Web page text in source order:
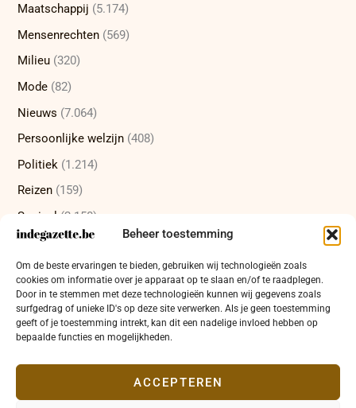
Beheer toestemming
Om de beste ervaringen te bieden, gebruiken wij technologieën zoals
cookies om informatie over je apparaat op te slaan en/of te raadplegen.
Door in te stemmen met deze technologieën kunnen wij gegevens zoals
surfgedrag of unieke ID's op deze site verwerken. Als je geen toestemming
geeft of je toestemming intrekt, kan dit een nadelige invloed hebben op
bepaalde functies en mogelijkheden.
ACCEPTEREN
Maatschappij (5.174)
Mensenrechten (569)
Milieu (320)
Mode (82)
Nieuws (7.064)
Persoonlijke welzijn (408)
Politiek (1.214)
Reizen (159)
Sociaal (2.158)
Sport(232)
Technologie(415)
Uncategorized(12)
Wetenschap(472)
Wetenschappelijke ontdekkingen